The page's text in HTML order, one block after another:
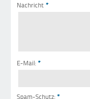
Nachricht *
E-Mail: *
Spam-Schutz: *